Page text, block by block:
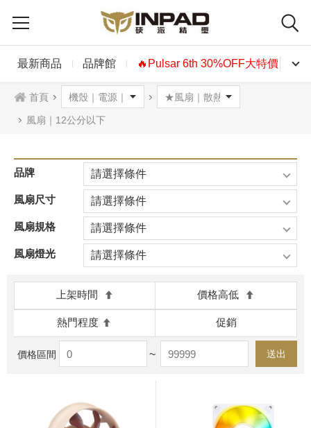
最新商品 品牌館 🔥Pulsar 6th 30%OFF大特價🔥
首頁
風扇｜12公分以下
品牌 請選擇條件
風扇尺寸 請選擇條件
風扇規格 請選擇條件
風扇燈光 請選擇條件
上架時間 價格高低
熱門程度 促銷
價格區間 ~ 送出